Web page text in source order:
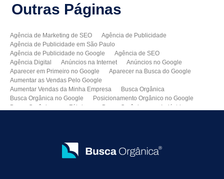
Outras Páginas
Agência de Marketing de SEO
Agência de Publicidade
Agência de Publicidade em São Paulo
Agência de Publicidade no Google
Agência de SEO
Agência Digital
Anúncios na Internet
Anúncios no Google
Aparecer em Primeiro no Google
Aparecer na Busca do Google
Aumentar as Vendas Pelo Google
Aumentar Vendas da Minha Empresa
Busca Orgânica
Busca Orgânica no Google
Posicionamento Orgânico no Google
Busca Orgânica para Fábricas
Busca Orgânica para Indústrias
Como Melhorar as Vendas
Como Melhorar o Ranking do Meu Site no Google